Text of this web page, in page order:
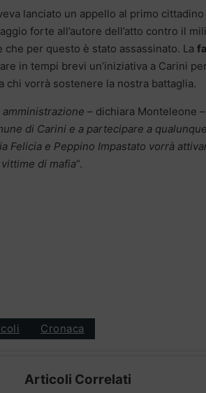
lanciato un appello al primo
forte all’autore dell’atto contro il
per questo è stato assassinato. La
in tempi brevi un’iniziativa a Carini
chi vorrà sostenere la nostra battaglia.
amministrazione – dichiara Monteleone –
di Carini e a partecipare a
Felicia e Peppino Impastato vorrà
di mafia“.
Cronaca
Articoli Correlati